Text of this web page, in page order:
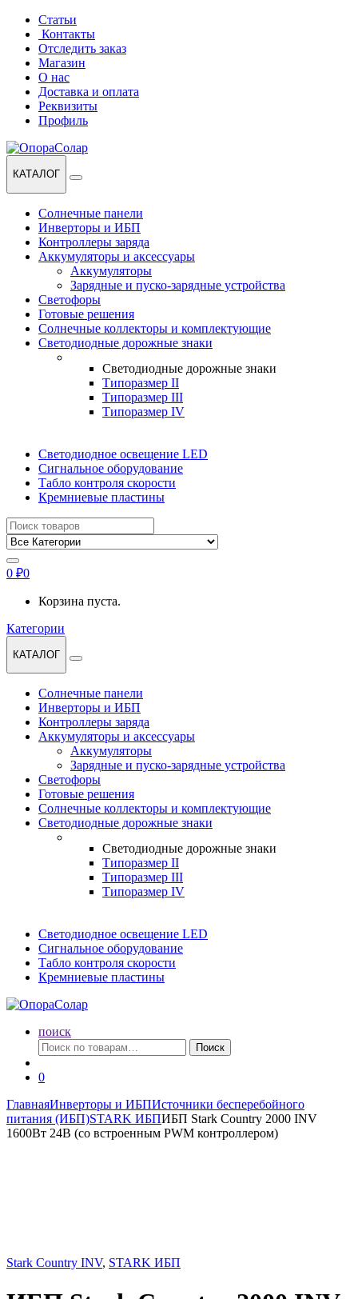
Перейти
навигации
Перейти
содержанию
Статьи
Контакты
Отследить заказ
Магазин
О нас
Доставка и оплата
Реквизиты
Профиль
КАТАЛОГ
Солнечные панели
Инверторы и ИБП
Контроллеры заряда
Аккумуляторы и аксессуары
Аккумуляторы
Зарядные и пуско-зарядные устройства
Светофоры
Готовые решения
Солнечные коллекторы и комплектующие
Светодиодные дорожные знаки
Светодиодные дорожные знаки
Типоразмер II
Типоразмер III
Типоразмер IV
Светодиодное освещение LED
Сигнальное оборудование
Табло контроля скорости
Кремниевые пластины
Найти:
0 ₽0
Корзина пуста.
Категории
КАТАЛОГ
Солнечные панели
Инверторы и ИБП
Контроллеры заряда
Аккумуляторы и аксессуары
Аккумуляторы
Зарядные и пуско-зарядные устройства
Светофоры
Готовые решения
Солнечные коллекторы и комплектующие
Светодиодные дорожные знаки
Светодиодные дорожные знаки
Типоразмер II
Типоразмер III
Типоразмер IV
Светодиодное освещение LED
Сигнальное оборудование
Табло контроля скорости
Кремниевые пластины
поиск
Искать:
Поиск
0
ГлавнаяИнверторы и ИБПИсточники бесперебойного
питания (ИБП)STARK ИБПИБП Stark Country 2000 INV
1600Вт 24В (со встроенным PWM контроллером)
Stark Country INV, STARK ИБП